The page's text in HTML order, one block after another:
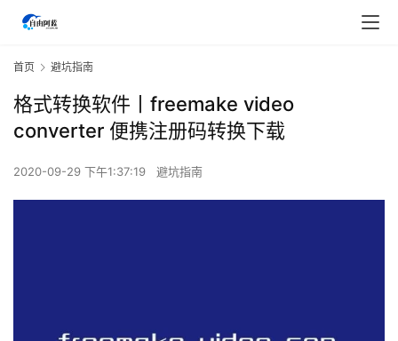
首页 避坑指南
格式转换软件丨freemake video
converter 便携注册码转换下载
2020-09-29 下午1:37:19 避坑指南